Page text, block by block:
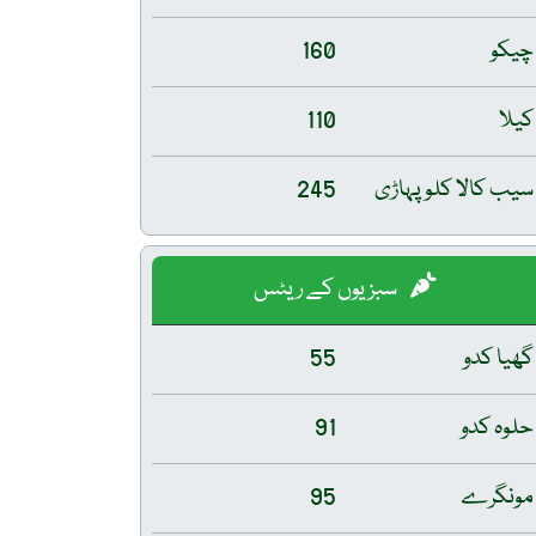
چیکو
160
کیلا
110
سیب کالا کلو پہاڑی
245
سبزیوں کے ریٹس
گھیا کدو
55
حلوہ کدو
91
مونگرے
95